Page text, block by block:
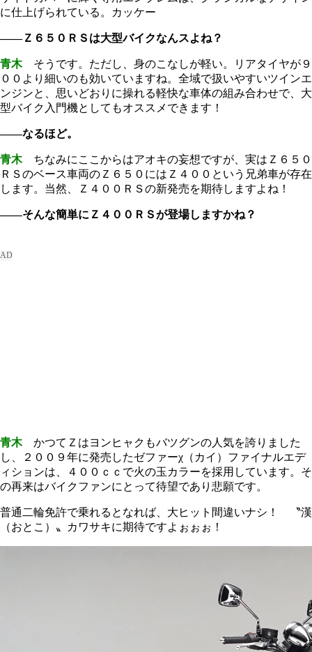
に仕上げられている。カッケー
――Ｚ６５０ＲＳは大型バイクなんスよね？
青木そうです。ただし、身のこなしが軽い。リアタイヤが９
００より細いのも効いていますね。全域で扱いやすいツインエ
ンジンと、思いどおりに操れる軽快な車体の組み合わせで、大
型バイク入門機としてもオススメできます！
――なるほど。
青木ちなみにここからはアオキの妄想ですが、実はＺ６５０
ＲＳのベース車両のＺ６５０にはＺ４００という兄弟車が存在
します。当然、Ｚ４００ＲＳの新発売を期待しますよね！
――そんな簡単にＺ４００ＲＳが登場しますかね？
青木かつてＺはヨンヒャクもバツグンの人気を誇りました
し、２００９年に発売したゼファーχ（カイ）ファイナルエデ
ィションは、４００ｃｃで火の玉カラーを採用しています。そ
の再来はバイクファンにとって待望であり悲願です。
普通二輪免許で乗れるとなれば、大ヒット間違いナシ！ 〝漢
（おとこ）〟カワサキに期待ですよぉぉぉ！